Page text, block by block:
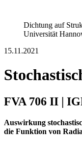
Dichtung auf
Universität
15.11.2021
FVA 706 II |
Auswirkung
die Funktion von